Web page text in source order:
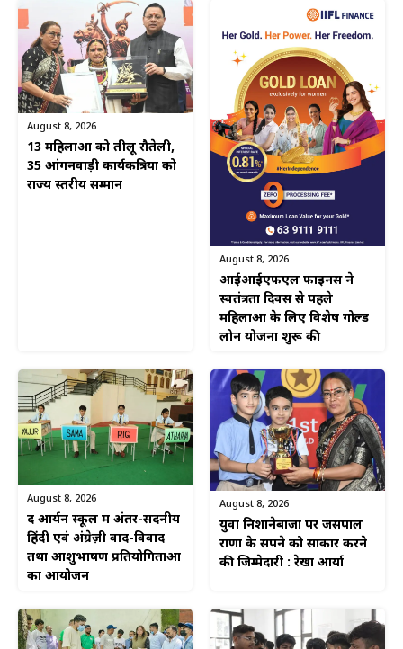
August 8, 2026
13 महिलाओं को तीलू रौतेली,
35 आंगनवाड़ी कार्यकत्रियों को
राज्य स्तरीय सम्मान
August 8, 2026
आईआईएफएल फाइनेंस ने
स्वतंत्रता दिवस से पहले
महिलाओं के लिए विशेष गोल्ड
लोन योजना शुरू की
August 8, 2026
द आर्यन स्कूल में अंतर-सदनीय
हिंदी एवं अंग्रेज़ी वाद-विवाद
तथा आशुभाषण प्रतियोगिताओं
का आयोजन
August 8, 2026
युवा निशानेबाजों पर जसपाल
राणा के सपने को साकार करने
की जिम्मेदारी : रेखा आर्या